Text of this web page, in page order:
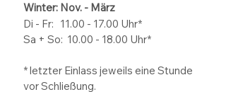
Winter: Nov. - März
Di - Fr: 11.00 - 17.00 Uhr*
Sa + So: 10.00 - 18.00 Uhr*
* letzter Einlass jeweils eine Stunde
vor Schließung.